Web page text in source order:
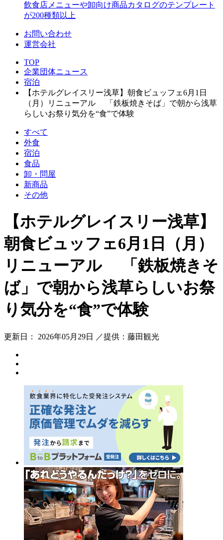
飲食店メニューや卸向け商品カタログのテンプレート
が200種類以上
お問い合わせ
運営会社
TOP
企業団体ニュース
宿泊
【ホテルグレイスリー浅草】朝食ビュッフェ6月1日
（月）リニューアル 「鉄板焼きそば」で朝から浅草
らしいお祭り気分を“食”で体験
すべて
外食
宿泊
食品
卸・問屋
新商品
その他
【ホテルグレイスリー浅草】
朝食ビュッフェ6月1日（月）
リニューアル 「鉄板焼きそ
ば」で朝から浅草らしいお祭
り気分を“食”で体験
更新日： 2026年05月29日 ／提供：藤田観光